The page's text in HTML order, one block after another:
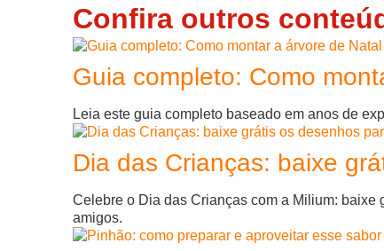
Confira outros
Guia completo: Como
Leia este guia completo baseado em anos de
Dia das Crianças: baixe
Celebre o Dia das Crianças com a Milium:
amigos.